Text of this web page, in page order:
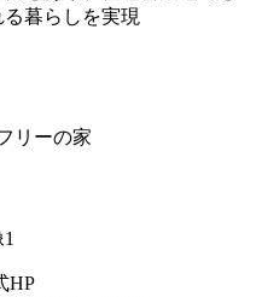
暮らしを実現
リーの家
HP